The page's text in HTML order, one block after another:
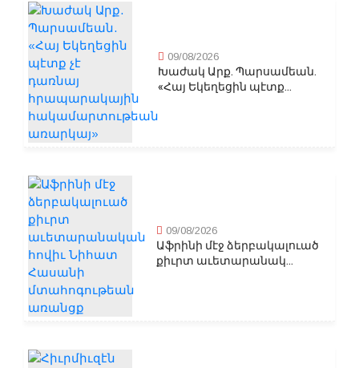
09/08/2026
Խաժակ Արք. Պարսամեան.
«Հայ Եկեղեցին պէտք...
09/08/2026
Աֆրինի մէջ ձերբակալուած
քիւրտ աւետարանակ...